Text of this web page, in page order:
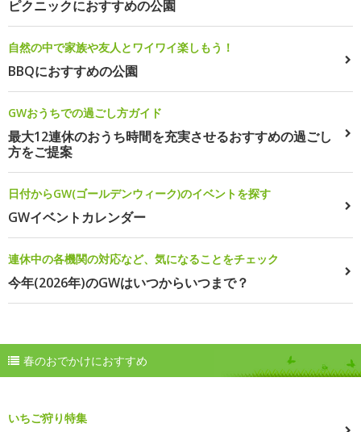
ピクニックにおすすめの公園
自然の中で家族や友人とワイワイ楽しもう！
BBQにおすすめの公園
GWおうちでの過ごし方ガイド
最大12連休のおうち時間を充実させるおすすめの過ごし
方をご提案
日付からGW(ゴールデンウィーク)のイベントを探す
GWイベントカレンダー
連休中の各機関の対応など、気になることをチェック
今年(2026年)のGWはいつからいつまで？
春のおでかけにおすすめ
いちご狩り特集